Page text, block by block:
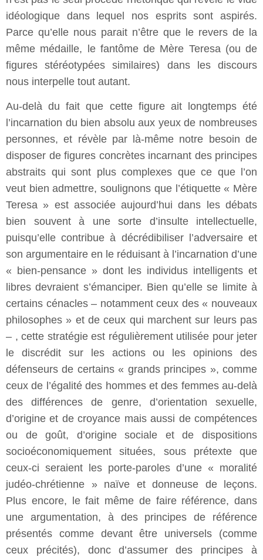
idéologique dans lequel nos esprits sont aspirés.
Parce qu’elle nous parait n’être que le revers de la
même médaille, le fantôme de Mère Teresa (ou de
figures stéréotypées similaires) dans les discours
nous interpelle tout autant.
Au-delà du fait que cette figure ait longtemps été
l’incarnation du bien absolu aux yeux de nombreuses
personnes, et révèle par là-même notre besoin de
disposer de figures concrètes incarnant des principes
abstraits qui sont plus complexes que ce que l’on
veut bien admettre, soulignons que l’étiquette « Mère
Teresa » est associée aujourd’hui dans les débats
bien souvent à une sorte d’insulte intellectuelle,
puisqu’elle contribue à décrédibiliser l’adversaire et
son argumentaire en le réduisant à l’incarnation d’une
« bien-pensance » dont les individus intelligents et
libres devraient s’émanciper. Bien qu’elle se limite à
certains cénacles – notamment ceux des « nouveaux
philosophes » et de ceux qui marchent sur leurs pas
– , cette stratégie est régulièrement utilisée pour jeter
le discrédit sur les actions ou les opinions des
défenseurs de certains « grands principes », comme
ceux de l’égalité des hommes et des femmes au-delà
des différences de genre, d’orientation sexuelle,
d’origine et de croyance mais aussi de compétences
ou de goût, d’origine sociale et de dispositions
socioéconomiquement situées, sous prétexte que
ceux-ci seraient les porte-paroles d’une « moralité
judéo-chrétienne » naïve et donneuse de leçons.
Plus encore, le fait même de faire référence, dans
une argumentation, à des principes de référence
présentés comme devant être universels (comme
ceux précités), donc d’assumer des principes à